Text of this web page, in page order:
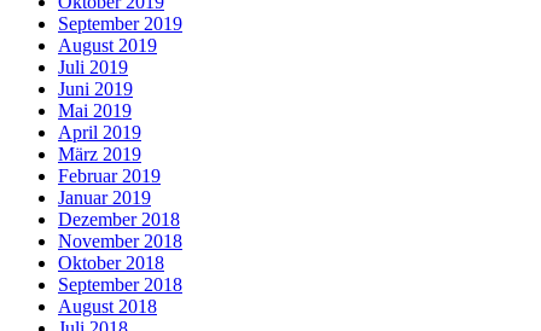
September 2019
August 2019
Juli 2019
Juni 2019
Mai 2019
April 2019
März 2019
Februar 2019
Januar 2019
Dezember 2018
November 2018
Oktober 2018
September 2018
August 2018